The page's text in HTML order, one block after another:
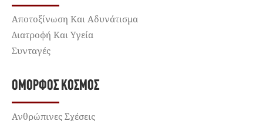
Αποτοξίνωση Και Αδυνάτισμα
Διατροφή Και Υγεία
Συνταγές
ΌΜΟΡΦΟΣ ΚΌΣΜΟΣ
Ανθρώπινες Σχέσεις